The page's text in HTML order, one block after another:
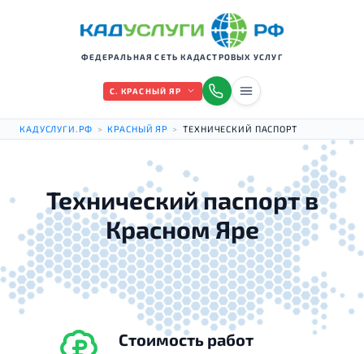
ФЕДЕРАЛЬНАЯ СЕТЬ КАДАСТРОВЫХ УСЛУГ
С. КРАСНЫЙ ЯР
КАДУСЛУГИ.РФ > КРАСНЫЙ ЯР > ТЕХНИЧЕСКИЙ ПАСПОРТ
Технический паспорт в
Красном Яре
Стоимость работ